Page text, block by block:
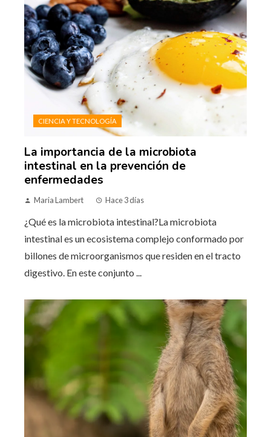
CIENCIA Y TECNOLOGÍA
La importancia de la microbiota
intestinal en la prevención de
enfermedades
Maria Lambert Hace 3 días
¿Qué es la microbiota intestinal?La microbiota
intestinal es un ecosistema complejo conformado por
billones de microorganismos que residen en el tracto
digestivo. En este conjunto ...